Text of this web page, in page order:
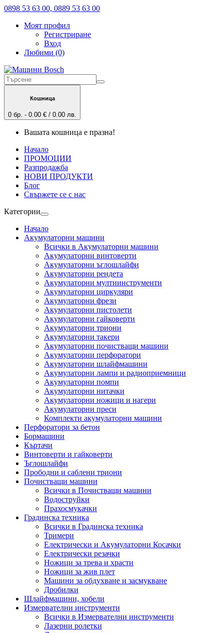
0898 53 63 00, 0889 53 63 00
Моят профил
Регистриране
Вход
Любими (0)
Кошница
0 бр. - 0.00 € / 0.00 лв.
Вашата кошница е празна!
Начало
ПРОМОЦИИ
Разпродажба
НОВИ ПРОДУКТИ
Блог
Свържете се с нас
Категории
Начало
Акумулаторни машини
Всички в Акумулаторни машини
Акумулаторни винтоверти
Акумулаторни ъглошлайфи
Акумулаторни рендета
Акумулаторни мултиинструменти
Акумулаторни циркуляри
Акумулаторни фрези
Акумулаторни пистолети
Акумулаторни гайковерти
Акумулаторни триони
Акумулаторни такери
Акумулаторни почистващи машини
Акумулаторни перфоратори
Акумулаторни шлайфмашини
Акумулаторни лампи и радиоприемници
Акумулаторни помпи
Акумулаторни нитачки
Акумулаторни ножици и нагери
Акумулаторни преси
Комплекти акумулаторни машини
Перфоратори за бетон
Бормашини
Къртачи
Винтоверти и гайковерти
Ъглошлайфи
Прободни и саблени триони
Почистващи машини
Всички в Почистващи машини
Водоструйки
Прахосмукачки
Градинска техника
Всички в Градинска техника
Тримери
Електрически и Акумулаторни Косачки
Електрически резачки
Ножици за трева и храсти
Ножици за жив плет
Машини за обдухване и засмукване
Дробилки
Шлайфмашини, хобели
Измервателни инструменти
Всички в Измервателни инструменти
Лазерни ролетки